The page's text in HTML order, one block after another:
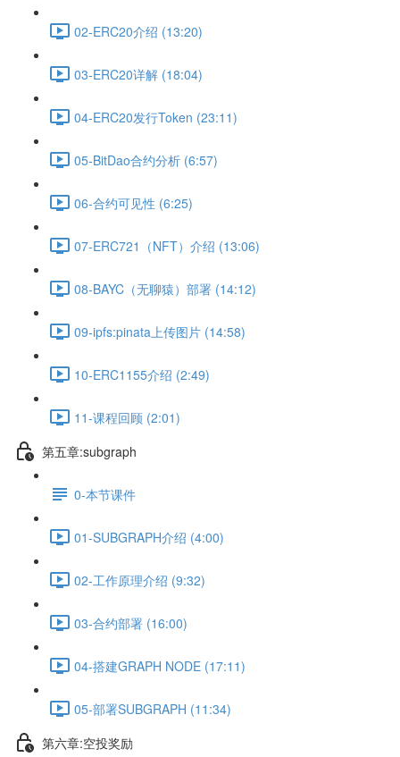
02-ERC20介绍 (13:20)
03-ERC20详解 (18:04)
04-ERC20发行Token (23:11)
05-BitDao合约分析 (6:57)
06-合约可见性 (6:25)
07-ERC721（NFT）介绍 (13:06)
08-BAYC（无聊猿）部署 (14:12)
09-ipfs:pinata上传图片 (14:58)
10-ERC1155介绍 (2:49)
11-课程回顾 (2:01)
第五章:subgraph
0-本节课件
01-SUBGRAPH介绍 (4:00)
02-工作原理介绍 (9:32)
03-合约部署 (16:00)
04-搭建GRAPH NODE (17:11)
05-部署SUBGRAPH (11:34)
第六章:空投奖励